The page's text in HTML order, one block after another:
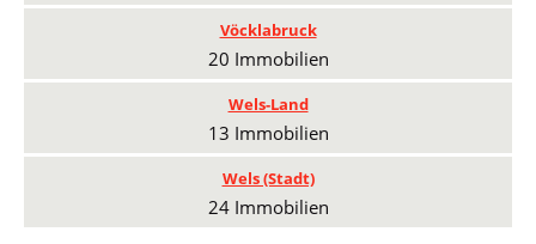
Vöcklabruck
20 Immobilien
Wels-Land
13 Immobilien
Wels (Stadt)
24 Immobilien